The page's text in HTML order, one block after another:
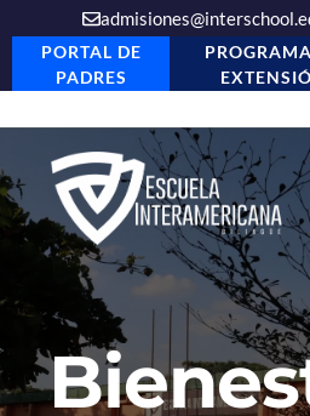
PORTAL DE
PADRES
al
contenido